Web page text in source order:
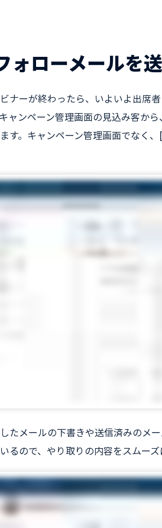
ォローメールを
ナーが終わったら、いよいよ出席
ャンペーン管理画面の見込み客か
す。キャンペーン管理画面でなく
たメールの下書きや送信済みのメ
るので、やり取りの内容をスムーズ